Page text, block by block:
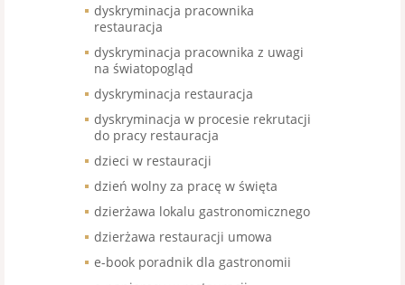
dyskryminacja pracownika
restauracja
dyskryminacja pracownika z uwagi
na światopogląd
dyskryminacja restauracja
dyskryminacja w procesie rekrutacji
do pracy restauracja
dzieci w restauracji
dzień wolny za pracę w święta
dzierżawa lokalu gastronomicznego
dzierżawa restauracji umowa
e-book poradnik dla gastronomii